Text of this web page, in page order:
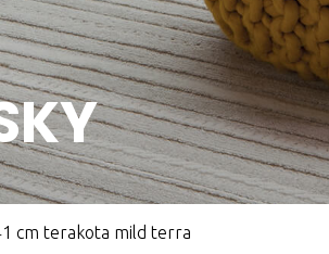
cm terakota mild terra